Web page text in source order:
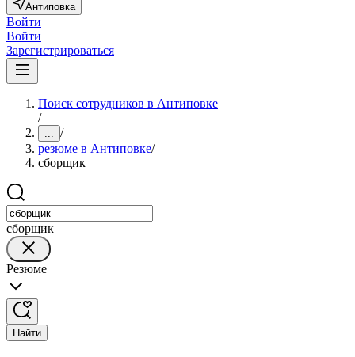
Антиповка
Войти
Войти
Зарегистрироваться
Поиск сотрудников в Антиповке
/
... /
резюме в Антиповке/
сборщик
сборщик
Резюме
Найти